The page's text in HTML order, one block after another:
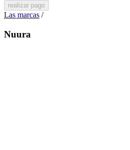
realizar pago
Las marcas /
Nuura